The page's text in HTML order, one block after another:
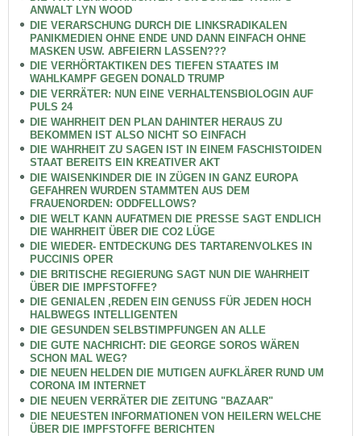
ANWALT LYN WOOD
DIE VERARSCHUNG DURCH DIE LINKSRADIKALEN
PANIKMEDIEN OHNE ENDE UND DANN EINFACH OHNE
MASKEN USW. ABFEIERN LASSEN???
DIE VERHÖRTAKTIKEN DES TIEFEN STAATES IM
WAHLKAMPF GEGEN DONALD TRUMP
DIE VERRÄTER: NUN EINE VERHALTENSBIOLOGIN AUF
PULS 24
DIE WAHRHEIT DEN PLAN DAHINTER HERAUS ZU
BEKOMMEN IST ALSO NICHT SO EINFACH
DIE WAHRHEIT ZU SAGEN IST IN EINEM FASCHISTOIDEN
STAAT BEREITS EIN KREATIVER AKT
DIE WAISENKINDER DIE IN ZÜGEN IN GANZ EUROPA
GEFAHREN WURDEN STAMMTEN AUS DEM
FRAUENORDEN: ODDFELLOWS?
DIE WELT KANN AUFATMEN DIE PRESSE SAGT ENDLICH
DIE WAHRHEIT ÜBER DIE CO2 LÜGE
DIE WIEDER- ENTDECKUNG DES TARTARENVOLKES IN
PUCCINIS OPER
DIE BRITISCHE REGIERUNG SAGT NUN DIE WAHRHEIT
ÜBER DIE IMPFSTOFFE?
DIE GENIALEN ,REDEN EIN GENUSS FÜR JEDEN HOCH
HALBWEGS INTELLIGENTEN
DIE GESUNDEN SELBSTIMPFUNGEN AN ALLE
DIE GUTE NACHRICHT: DIE GEORGE SOROS WÄREN
SCHON MAL WEG?
DIE NEUEN HELDEN DIE MUTIGEN AUFKLÄRER RUND UM
CORONA IM INTERNET
DIE NEUEN VERRÄTER DIE ZEITUNG "BAZAAR"
DIE NEUESTEN INFORMATIONEN VON HEILERN WELCHE
ÜBER DIE IMPFSTOFFE BERICHTEN